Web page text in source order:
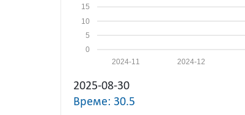
0
5
10
15
2024-12
2024-11
2025-08-30
Време: 30.5